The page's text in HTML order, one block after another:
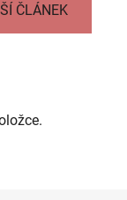
ČLÁNEK